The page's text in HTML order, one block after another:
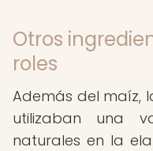
Otros
roles
Además del maíz,
utilizaban una
naturales en la